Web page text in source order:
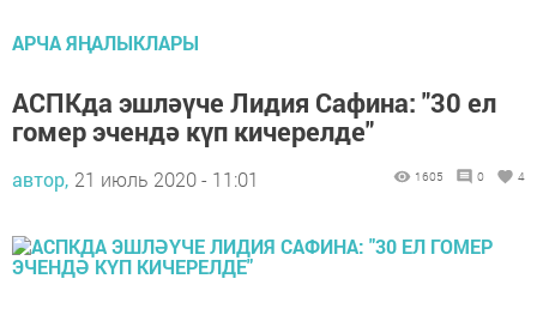
АРЧА ЯҢАЛЫКЛАРЫ
АСПКда эшләүче Лидия Сафина: "30 ел
гомер эчендә күп кичерелде"
автор, 21 июль 2020 - 11:01 1605 0 4